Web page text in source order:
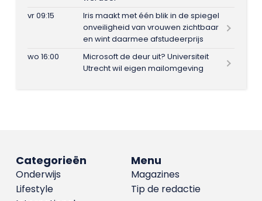
vr 09:15
Iris maakt met één blik in de spiegel
onveiligheid van vrouwen zichtbaar
en wint daarmee afstudeerprijs
wo 16:00
Microsoft de deur uit? Universiteit
Utrecht wil eigen mailomgeving
Menu
Magazines
Tip de redactie
Categorieën
Onderwijs
Lifestyle